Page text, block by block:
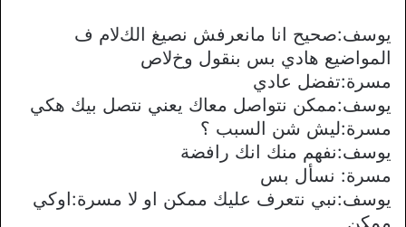
يوسف:صحيح انا مانعرفش نصيغ الكﻻم ف
المواضيع هادي بس بنقول وخﻻص
مسرة:تفضل عادي
يوسف:ممكن نتواصل معاك يعني نتصل بيك هكي
مسرة:ليش شن السبب ؟
يوسف:نفهم منك انك رافضة
مسرة: نسأل بس
يوسف:نبي نتعرف عليك ممكن او ﻻ مسرة:اوكي
ممكن